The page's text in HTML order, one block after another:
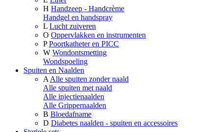
H Handzeep - Handcrème
Handgel en handspray
L Lucht zuiveren
O Oppervlakken en instrumenten
P Poortkatheter en PICC
W Wondontsmetting
Wondspoeling
Spuiten en Naalden
A Alle spuiten zonder naald
Alle spuiten met naald
Alle injectienaalden
Alle Grippernaalden
B Bloedafname
D Diabetes naalden - spuiten en accessoires